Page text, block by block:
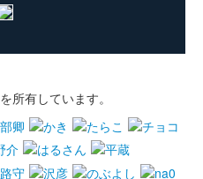
所有しています。